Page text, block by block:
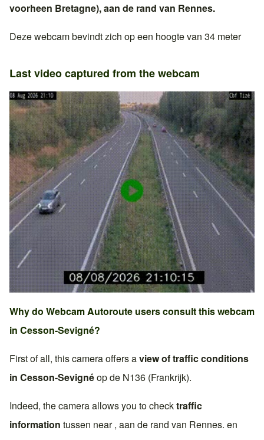
voorheen Bretagne), aan de rand van Rennes.
Deze webcam bevindt zich op een hoogte van 34 meter
Last video captured from the webcam
Why do Webcam Autoroute users consult this webcam
in Cesson-Sevigné?
First of all, this camera offers aview of traffic conditions
in Cesson-Sevignéop de N136 (Frankrijk).
Indeed, the camera allows you to checktraffic
information tussen near , aan de rand van Rennes. en